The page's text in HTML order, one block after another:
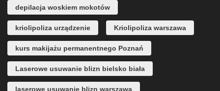
depilacja woskiem mokotów
kriolipoliza urządzenie Kriolipoliza warszawa
kurs makijażu permanentnego Poznań
Laserowe usuwanie blizn bielsko biała
laserowe usuwanie blizn warszawa